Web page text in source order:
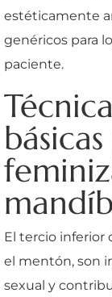
estéticamente
genéricos para
paciente.
El tercio inferior
el mentón, son
sexual y